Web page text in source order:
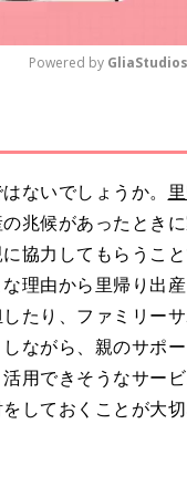
u
t
e
Powered by GliaStudios
ないでしょうか。
兆候があったとき
協力してもらうこ
理由から里帰り出
たり、ファミリー
ながら、親のサポ
用できそうなサー
しておくことが大切